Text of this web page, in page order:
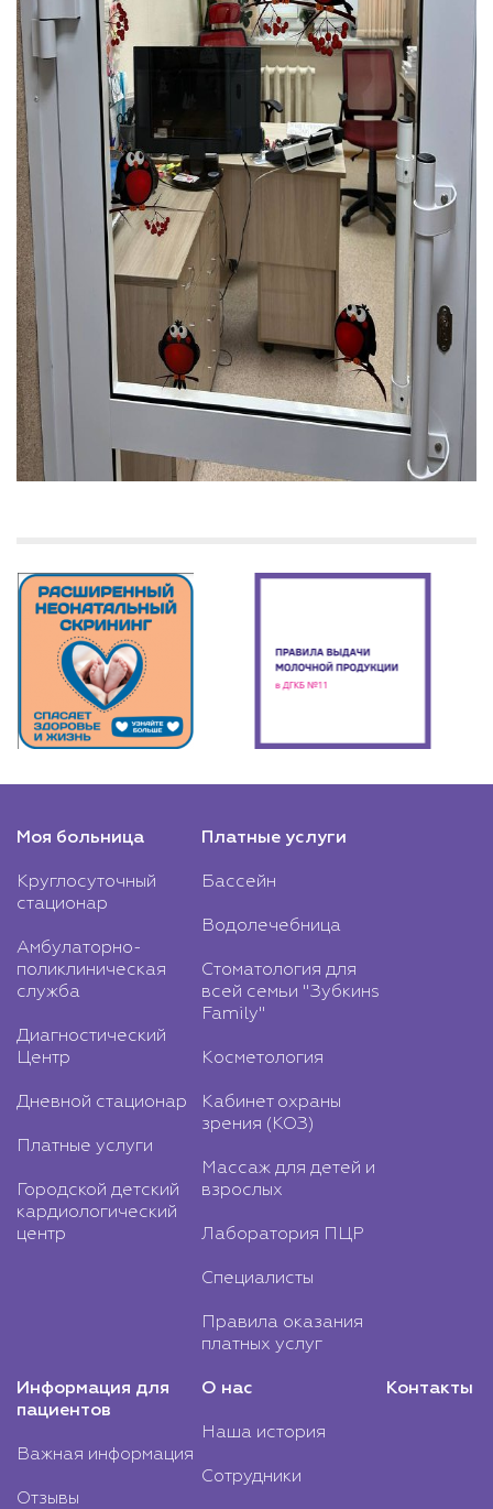
Моя больница
Круглосуточный
стационар
Амбулаторно-
поликлиническая
служба
Диагностический
Центр
Дневной стационар
Платные услуги
Городской детский
кардиологический
центр
Платные услуги
Бассейн
Водолечебница
Стоматология для
всей семьи "Зубкинs
Family"
Косметология
Кабинет охраны
зрения (КОЗ)
Массаж для детей и
взрослых
Лаборатория ПЦР
Специалисты
Правила оказания
платных услуг
Информация для
пациентов
Важная информация
Отзывы
О нас
Наша история
Сотрудники
Контакты